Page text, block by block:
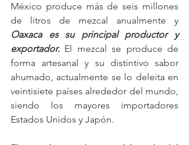
México produce más de seis millones
Oaxaca es su principal productor y
exportador. El mezcal se produce de
forma artesanal y su distintivo sabor
ahumado, actualmente se lo deleita en
veintisiete países alrededor del mundo,
siendo los mayores importadores
Estados Unidos y Japón.